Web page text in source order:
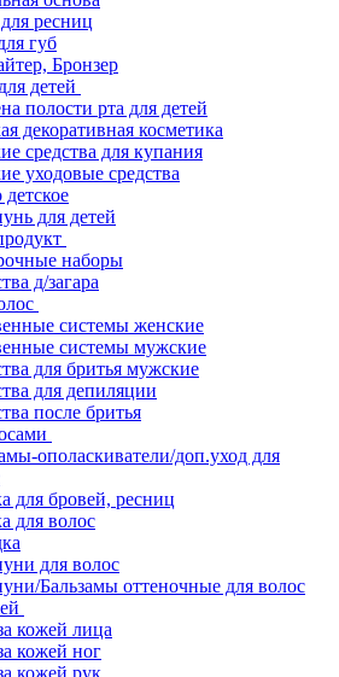
ресниц
губ
Бронзер
детей
полости рта для детей
декоративная косметика
средства для купания
уходовые средства
для детей
наборы
д/загара
системы женские
системы мужские
для бритья мужские
для депиляции
после бритья
ополаскиватели/доп.уход для
для бровей, ресниц
для волос
для волос
Бальзамы оттеночные для волос
кожей лица
кожей ног
кожей рук